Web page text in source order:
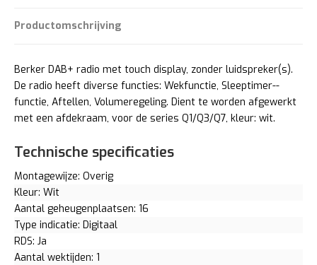
Productomschrijving
Berker DAB+ radio met touch display, zonder luidspreker(s).
De radio heeft diverse functies: Wekfunctie, Sleep­ti­mer-­
functie, Aftellen, Volu­me­re­ge­ling. Dient te worden afgewerkt
met een afdekraam, voor de series Q1/Q3/Q7, kleur: wit.
Technische specificaties
Montagewijze: Overig
Kleur: Wit
Aantal geheugenplaatsen: 16
Type indicatie: Digitaal
RDS: Ja
Aantal wektijden: 1